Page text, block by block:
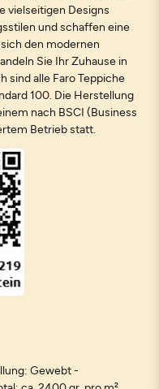
vielseitigen Designs
und schaffen eine
den modernen
Sie Ihr Zuhause in
sind alle Faro Teppiche
100. Die Herstellung
nach BSCI (Business
Betrieb statt.
Gewebt -